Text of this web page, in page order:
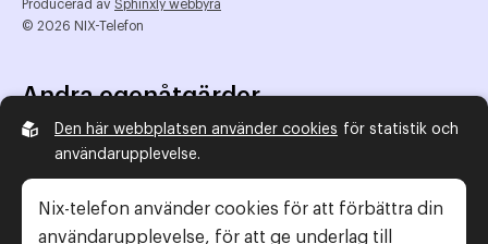
Producerad av Sphinxly webbyrå
© 2026 NIX-Telefon
Andra egenåtgärder
NIX Telefon
NIX addresserat
Reklamombudsmannen
Konsumentverket
Den här webbplatsen använder cookies för statistik och
användarupplevelse.
Nix-telefon använder cookies för att förbättra din
användarupplevelse, för att ge underlag till